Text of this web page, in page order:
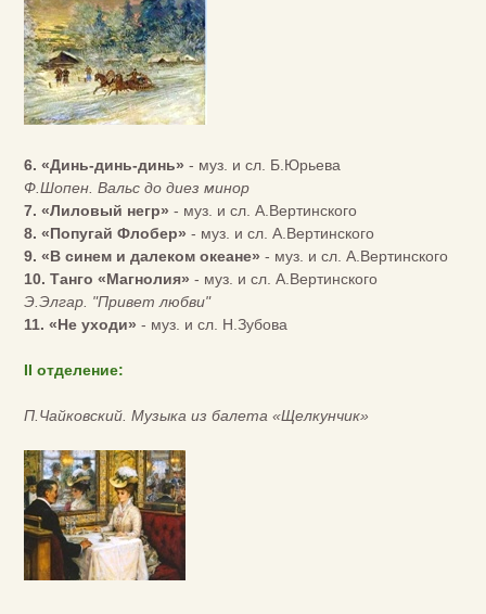
6. «Динь-динь-динь» - муз. и сл. Б.Юрьева
Ф.Шопен. Вальс до диез минор
7. «Лиловый негр» - муз. и сл. А.Вертинского
8. «Попугай Флобер» - муз. и сл. А.Вертинского
9. «В синем и далеком океане» - муз. и сл. А.Вертинского
10. Танго «Магнолия» - муз. и сл. А.Вертинского
Э.Элгар. "Привет любви"
11. «Не уходи» - муз. и сл. Н.Зубова
II отделение:
П.Чайковский. Музыка из балета «Щелкунчик»